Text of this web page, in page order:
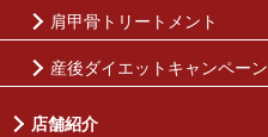
肩甲骨トリートメント
産後ダイエットキャンペーン
店舗紹介